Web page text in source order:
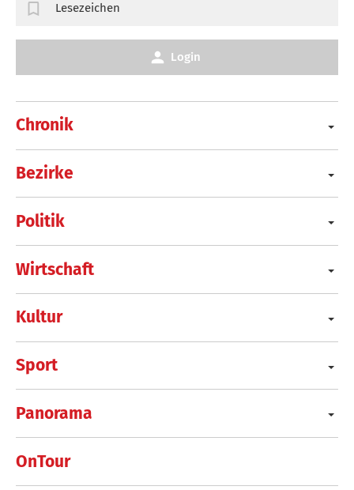
Chronik
Bezirke
Politik
Wirtschaft
Kultur
Sport
Panorama
OnTour
Lesezeichen
Login